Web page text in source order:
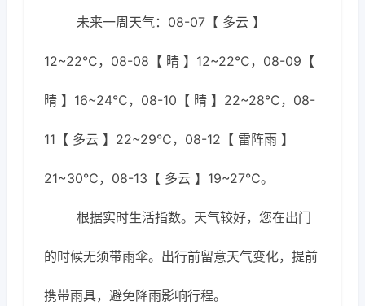
未来一周天气：08-07【 多云 】
12~22℃，08-08【 晴 】12~22℃，08-09【
晴 】16~24℃，08-10【 晴 】22~28℃，08-
11【 多云 】22~29℃，08-12【 雷阵雨 】
21~30℃，08-13【 多云 】19~27℃。
根据实时生活指数。天气较好，您在出门
的时候无须带雨伞。出行前留意天气变化，提前
携带雨具，避免降雨影响行程。